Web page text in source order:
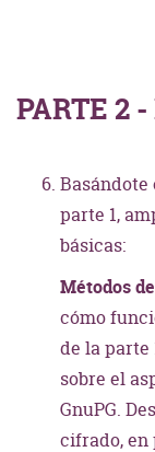
PARTE 2
Basándote
parte 1,
básicas:
Métodos
cómo
de la parte
sobre el
GnuPG.
cifrado, en